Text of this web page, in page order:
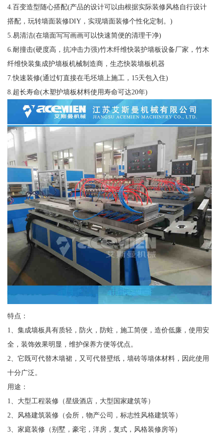
4.百变造型随心搭配(产品的设计可以由根据实际装修风格自行设计
搭配，玩转墙面装修DIY，实现墙面装修个性化定制。)
5.易清洁(在墙面写写画画可以快速简便的清理干净)
6.耐撞击(硬度高，抗冲击力强)竹木纤维快装护墙板设备厂家，竹木
纤维快装集成护墙板机械制造商，生态快装墙板机器
7.快速装修(通过钉直接在毛坯墙上施工，15天包入住)
8.超长寿命(木塑护墙板材料使用寿命可达20年)
特点：
1、集成墙板具有质轻，防火，防蛀，施工简便，造价低廉，使用安
全，装饰效果明显，维护保养方便等优点。
2、它既可代替木墙裙，又可代替壁纸，墙砖等墙体材料，因此使用
十分广泛。
用途：
1、大型工程装修（星级酒店，大型国家建筑等）
2、风格建筑装修（会所，物产公司，标志性风格建筑等）
3、家庭装修（别墅，豪宅，洋房，复式，风格装修房等)